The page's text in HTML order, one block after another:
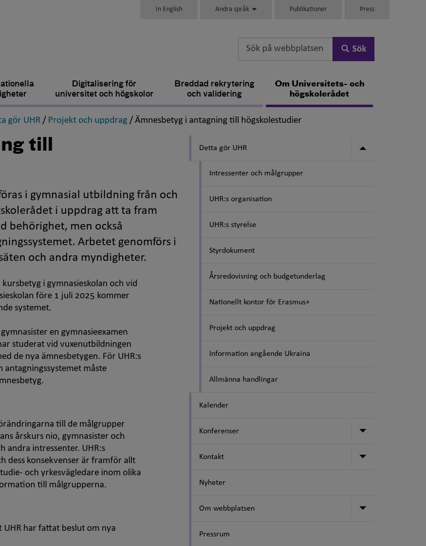
In English Andra språk Publikationer Press
Sök
Digitalisering för
universitet och högskolor
Breddad rekrytering
och validering
Om Universitets- och
högskolerådet
gör UHR ,
/ Projekt och uppdrag ,
/ Ämnesbetyg i antagning till högskolestudier,
till
i gymnasial utbildning från och
i uppdrag att ta fram
behörighet, men också
Arbetet genomförs i
och andra myndigheter.
i gymnasieskolan och vid
före 1 juli 2025 kommer
systemet.
en gymnasieexamen
studerat vid vuxenutbildningen
de nya ämnesbetygen. För UHR:s
antagningssystemet måste
till de målgrupper
årskurs nio, gymnasister och
andra intressenter. UHR:s
dess konsekvenser är framför allt
och yrkesvägledare inom olika
till målgrupperna.
har fattat beslut om nya
Detta gör UHR Undermeny
Intressenter och målgrupper
UHR:s organisation
UHR:s styrelse
Styrdokument
Årsredovisning och budgetunderlag
Nationellt kontor för Erasmus+
Projekt och uppdrag
Information angående Ukraina
Allmänna handlingar
Kalender
Konferenser Undermeny
Kontakt Undermeny
Nyheter
Om webbplatsen Undermeny
Pressrum